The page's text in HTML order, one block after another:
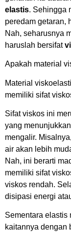
elastis. Sehingga
peredam getaran,
Nah, seharusnya
haruslah bersifat
Apakah material
Material
memiliki sifat
Sifat viskos ini
yang
mengalir.
air akan lebih
Nah, ini berarti
memiliki sifat
viskos rendah.
disipasi energi
Sementara elastis
kaitannya dengan